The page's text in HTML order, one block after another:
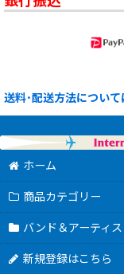
送料･配送方法について
ホーム
商品カテゴリー
バンド＆アーティ
新規登録はこちら